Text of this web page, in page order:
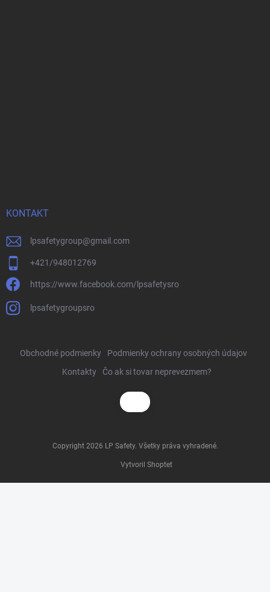
KONTAKT
lpsafetygroup@gmail.com
+421/948012769
https://www.facebook.com/lpsafetysro
lpsafetygroupsro
Obchodné podmienky
Podmienky ochrany osobných údajov
Kontakty
Čo ak si tovar neprevezmem?
Vytvoril Shoptet
Copyright 2026 LP Safety. Všetky práva vyhradené.